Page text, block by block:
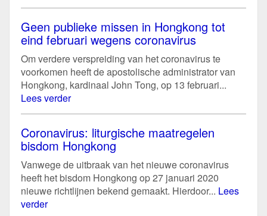
Geen publieke missen in Hongkong tot
eind februari wegens coronavirus
Om verdere verspreiding van het coronavirus te
voorkomen heeft de apostolische administrator van
Hongkong, kardinaal John Tong, op 13 februari...
Lees verder
Coronavirus: liturgische maatregelen
bisdom Hongkong
Vanwege de uitbraak van het nieuwe coronavirus
heeft het bisdom Hongkong op 27 januari 2020
nieuwe richtlijnen bekend gemaakt. Hierdoor... Lees
verder